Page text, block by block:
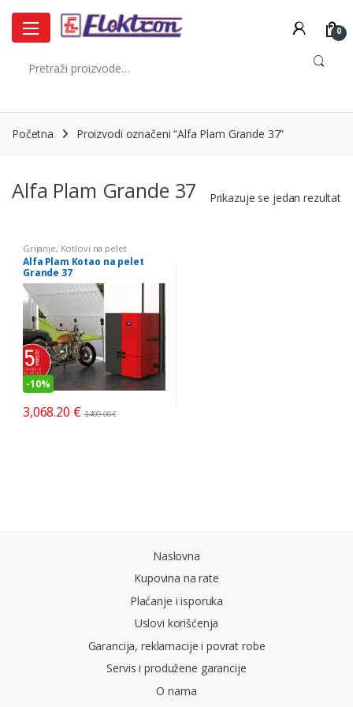
navigation
content
0
Početna Proizvodi označeni “Alfa Plam Grande 37”
Alfa Plam Grande 37 Prikazuje se jedan rezultat
Grijanje, Kotlovi na pelet
Alfa Plam Kotao na pelet
Grande 37
-10%
3,068.20 € 3,409.00€
Naslovna
Kupovina na rate
Plaćanje i isporuka
Uslovi korišćenja
Garancija, reklamacije i povrat robe
Servis i produžene garancije
O nama